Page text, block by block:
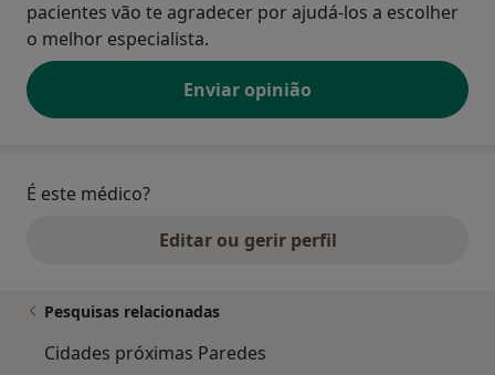
pacientes vão te agradecer por ajudá-los a escolher
o melhor especialista.
Enviar opinião
É este médico?
Editar ou gerir perfil
Pesquisas relacionadas
Cidades próximas Paredes